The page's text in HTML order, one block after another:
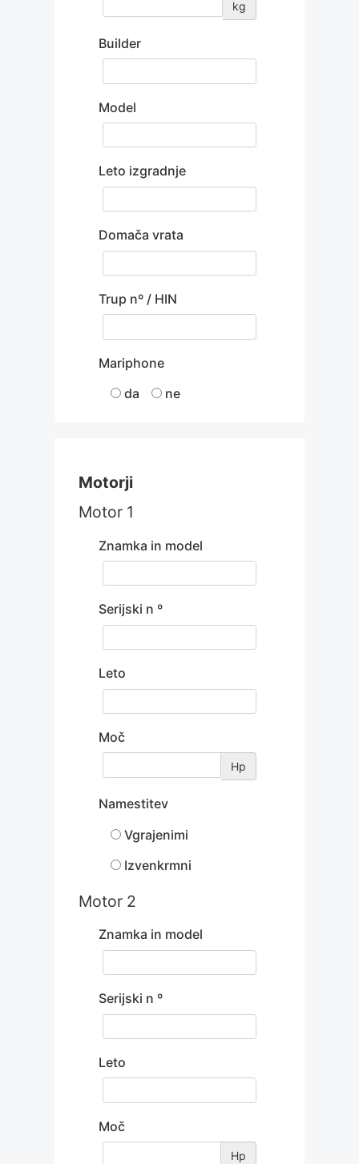
kg
Builder
Model
Leto izgradnje
Domača vrata
Trup nº / HIN
Mariphone
da
ne
Motorji
Motor 1
Znamka in model
Serijski n º
Leto
Moč
Hp
Namestitev
Vgrajenimi
Izvenkrmni
Motor 2
Znamka in model
Serijski n º
Leto
Moč
Hp